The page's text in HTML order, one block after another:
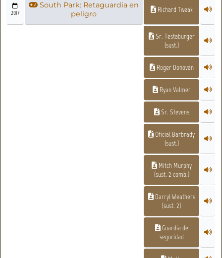
2017
South Park: Retaguardia en
peligro
Richard Tweak
Sr. Testaburger
(sust.)
Roger Donovan
Ryan Valmer
Sr. Stevens
Oficial Barbrady
(sust.)
Mitch Murphy
(sust. 2 comb.)
Darryl Weathers
(sust. 2)
Guardia de
seguridad